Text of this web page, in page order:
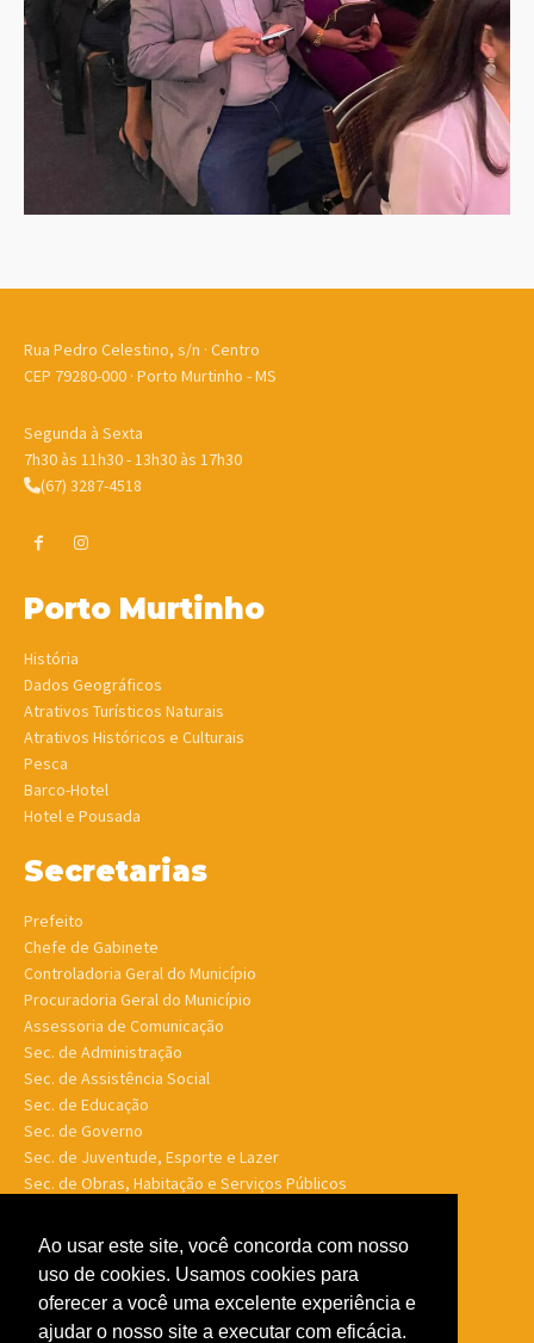
Rua Pedro Celestino, s/n · Centro
CEP 79280-000 · Porto Murtinho - MS
Segunda à Sexta
7h30 às 11h30 - 13h30 às 17h30
(67) 3287-4518
Porto Murtinho
História
Dados Geográficos
Atrativos Turísticos Naturais
Atrativos Históricos e Culturais
Pesca
Barco-Hotel
Hotel e Pousada
Secretarias
Prefeito
Chefe de Gabinete
Controladoria Geral do Município
Procuradoria Geral do Município
Assessoria de Comunicação
Sec. de Administração
Sec. de Assistência Social
Sec. de Educação
Sec. de Governo
Sec. de Juventude, Esporte e Lazer
Sec. de Obras, Habitação e Serviços Públicos
Sec. de Saúde
Sec. de Turismo
Sec. de Meio Ambiente, Desenv. Agrário, Aquicultura e Pesca
Ao usar este site, você concorda com nosso
uso de cookies. Usamos cookies para
oferecer a você uma excelente experiência e
ajudar o nosso site a executar com eficácia.